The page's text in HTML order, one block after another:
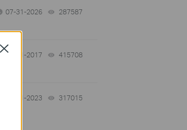
07-31-2026 287587
01-11-2017 415708
03-21-2023 317015
Close